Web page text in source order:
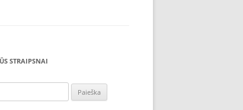
STRAIPSNAI